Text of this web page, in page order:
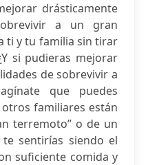
drásticamente
a un gran
ti y tu familia sin tirar
si pudieras mejorar
de sobrevivir a
que puedes
familiares están
terremoto” o de un
sentirías siendo el
suficiente comida y